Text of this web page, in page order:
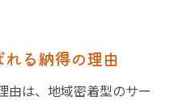
容サービスの選定法
対応範囲もチェック
る納得の理由
由は、地域密着型のサー